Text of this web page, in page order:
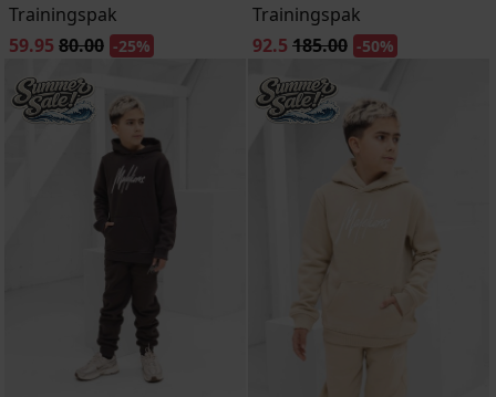
Trainingspak
59.95 80.00 -25%
Trainingspak
92.5 185.00 -50%